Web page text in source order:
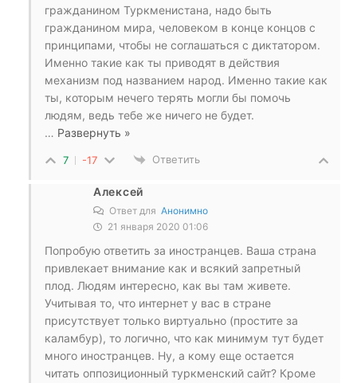
гражданином Туркменистана, надо быть
гражданином мира, человеком в конце концов с
принципами, чтобы не соглашаться с диктатором.
Именно такие как ты приводят в действия
механизм под названием народ. Именно такие как
ты, которым нечего терять могли бы помочь
людям, ведь тебе же ничего не будет.
… Развернуть »
7 -17 Ответить
Алексей
Ответ для Анонимно
21 января 2020 01:06
Попробую ответить за иностранцев. Ваша страна
привлекает внимание как и всякий запретный
плод. Людям интересно, как вы там живете.
Учитывая то, что интернет у вас в стране
присутствует только виртуально (простите за
каламбур), то логично, что как минимум тут будет
много иностранцев. Ну, а кому еще остается
читать оппозиционный туркменский сайт? Кроме